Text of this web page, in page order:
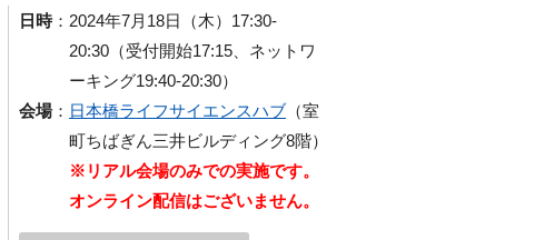
日時： 2024年7月18日（木）17:30-
20:30（受付開始17:15、ネットワ
ーキング19:40-20:30）
会場： 日本橋ライフサイエンスハブ （室
町ちばぎん三井ビルディング8階）
※リアル会場のみでの実施です。
オンライン配信はございません。